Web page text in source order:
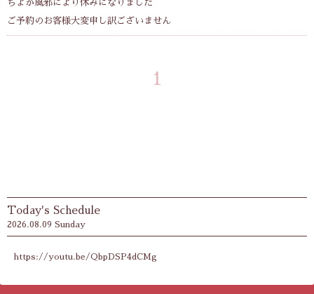
ちよが風邪により休みになりました
ご予約のお客様大変申し訳ございません
1
Today's Schedule
2026.08.09 Sunday
https://youtu.be/QbpDSP4dCMg